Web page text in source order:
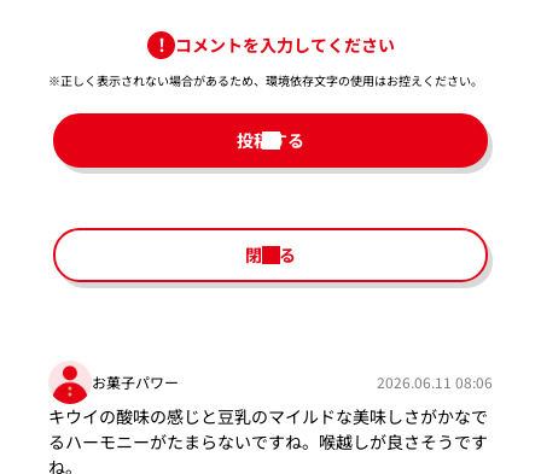
コメントを入力してください
※正しく表示されない場合があるため、環境依存文字の使用はお控えください。​
投稿する
閉じる
お菓子パワー 2026.06.11 08:06
キウイの酸味の感じと豆乳のマイルドな美味しさがかなで
るハーモニーがたまらないですね。喉越しが良さそうです
ね。